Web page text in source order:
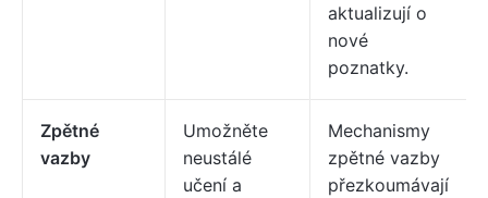
aktualizují o
nové
poznatky.
Zpětné
vazby
Umožněte
neustálé
učení a
Mechanismy
zpětné vazby
přezkoumávají